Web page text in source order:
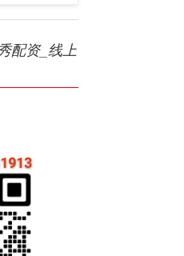
配资_线上